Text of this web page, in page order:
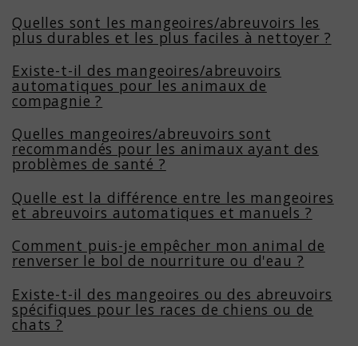
Quelles sont les mangeoires/abreuvoirs les
plus durables et les plus faciles à nettoyer ?
Existe-t-il des mangeoires/abreuvoirs
automatiques pour les animaux de
compagnie ?
Quelles mangeoires/abreuvoirs sont
recommandés pour les animaux ayant des
problèmes de santé ?
Quelle est la différence entre les mangeoires
et abreuvoirs automatiques et manuels ?
Comment puis-je empêcher mon animal de
renverser le bol de nourriture ou d'eau ?
Existe-t-il des mangeoires ou des abreuvoirs
spécifiques pour les races de chiens ou de
chats ?